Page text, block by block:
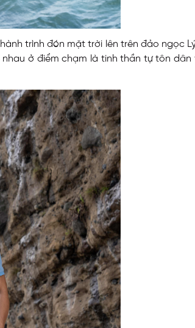
trình đón mặt trời lên trên đảo ngọc
ở điểm chạm là tinh thần tự tôn dân